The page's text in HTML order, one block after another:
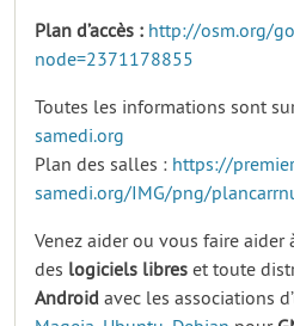
Plan d’accès : http://osm.org/
node=2371178855
Toutes les informations sont
samedi.org
Plan des salles : https://
samedi.org/IMG/png/
Venez aider ou vous faire
des logiciels libres et toute
Android avec les associations